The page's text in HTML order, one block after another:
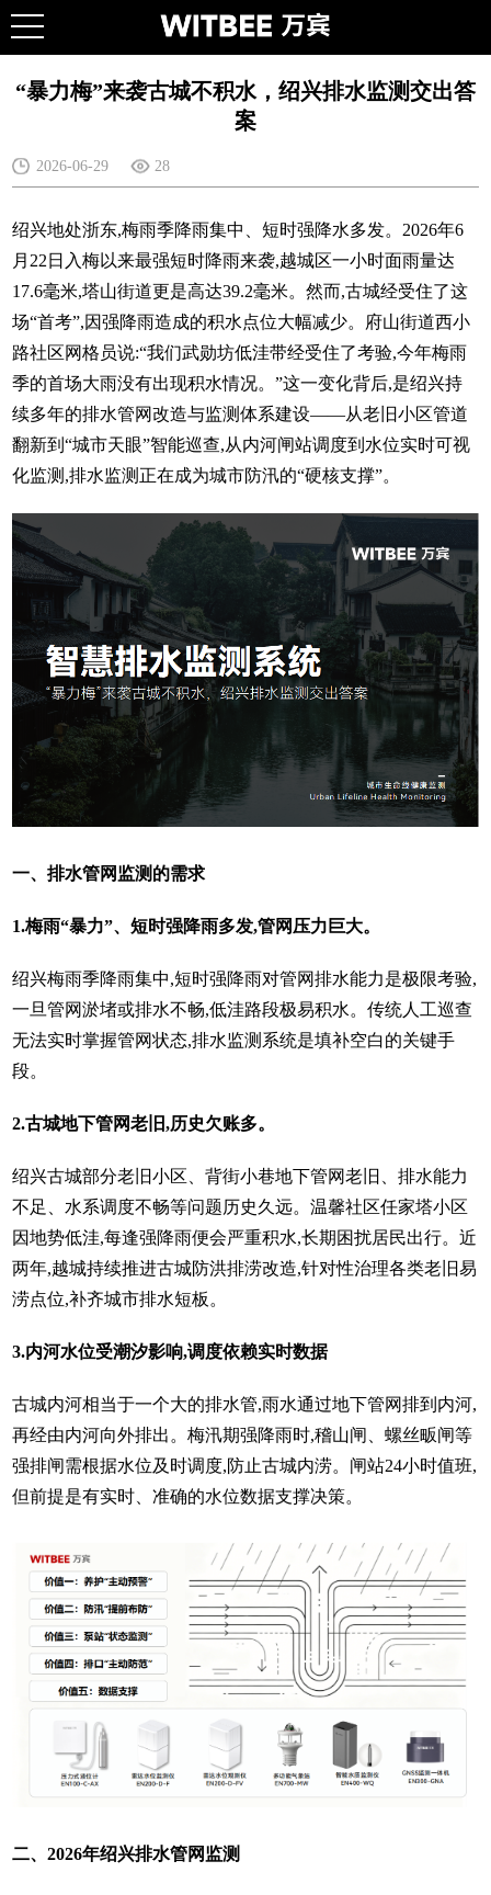
“暴力梅”来袭古城不积水，绍兴排水监测交出答
案
2026-06-29 28
绍兴地处浙东,梅雨季降雨集中、短时强降水多发。2026年6
月22日入梅以来最强短时降雨来袭,越城区一小时面雨量达
17.6毫米,塔山街道更是高达39.2毫米。然而,古城经受住了这
场“首考”,因强降雨造成的积水点位大幅减少。府山街道西小
路社区网格员说:“我们武勋坊低洼带经受住了考验,今年梅雨
季的首场大雨没有出现积水情况。”这一变化背后,是绍兴持
续多年的排水管网改造与监测体系建设——从老旧小区管道
翻新到“城市天眼”智能巡查,从内河闸站调度到水位实时可视
化监测,排水监测正在成为城市防汛的“硬核支撑”。
一、排水管网监测的需求
1.梅雨“暴力”、短时强降雨多发,管网压力巨大。
绍兴梅雨季降雨集中,短时强降雨对管网排水能力是极限考验,
一旦管网淤堵或排水不畅,低洼路段极易积水。传统人工巡查
无法实时掌握管网状态,排水监测系统是填补空白的关键手
段。
2.古城地下管网老旧,历史欠账多。
绍兴古城部分老旧小区、背街小巷地下管网老旧、排水能力
不足、水系调度不畅等问题历史久远。温馨社区任家塔小区
因地势低洼,每逢强降雨便会严重积水,长期困扰居民出行。近
两年,越城持续推进古城防洪排涝改造,针对性治理各类老旧易
涝点位,补齐城市排水短板。
3.内河水位受潮汐影响,调度依赖实时数据
古城内河相当于一个大的排水管,雨水通过地下管网排到内河,
再经由内河向外排出。梅汛期强降雨时,稽山闸、螺丝畈闸等
强排闸需根据水位及时调度,防止古城内涝。闸站24小时值班,
但前提是有实时、准确的水位数据支撑决策。
二、2026年绍兴排水管网监测